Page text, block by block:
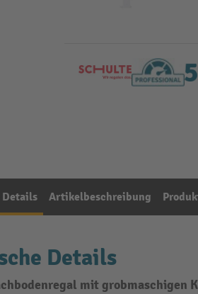
Details Artikelbeschreibung
Details
mit grobmaschigen